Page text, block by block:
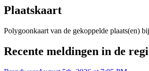
Plaatskaart
Polygoonkaart van de gekoppelde plaats(en)
Recente meldingen in de